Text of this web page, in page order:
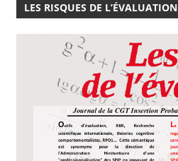
LES RISQUES DE L’ÉVALUATION